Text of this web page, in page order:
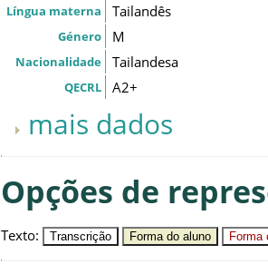
Língua materna Tailandês
Género M
Nacionalidade Tailandesa
QECRL A2+
mais dados
Opções de
Texto: Transcrição Forma do aluno Forma